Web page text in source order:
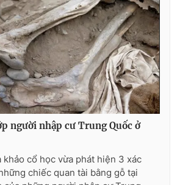
VTV Thể thao
Bất động sản
Tấm lòng Việt
Vươn mình bằng AI
English
người nhập cư Trung Quốc ở
khảo cổ học vừa phát hiện 3 xác
chiếc quan tài bằng gỗ tại